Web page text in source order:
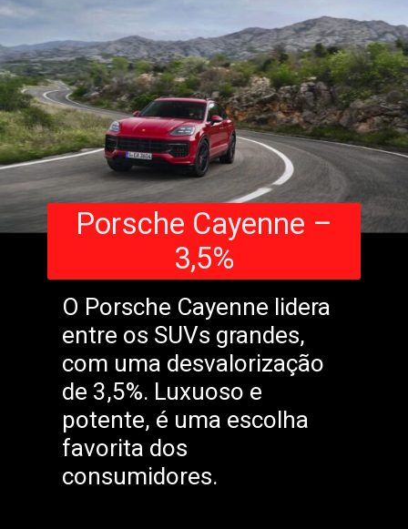
O Porsche Cayenne lidera
entre os SUVs grandes,
com uma desvalorização
de 3,5%. Luxuoso e
potente, é uma escolha
favorita dos
consumidores.
Porsche Cayenne –
3,5%